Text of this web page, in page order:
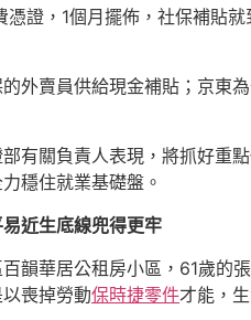
憑證，1個月擺佈，社保補貼
外賣員供給現金補貼；京東
有關負責人表現，將抓好重
穩住就業基礎盤。
近生底線兜得更牢
韻華居公租房小區，61歲的
喪掉勞動保時捷零件才能，